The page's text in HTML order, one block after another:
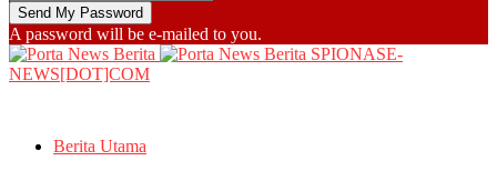
A password will be e-mailed to you.
SPIONASE-
NEWS[DOT]COM
Berita Utama